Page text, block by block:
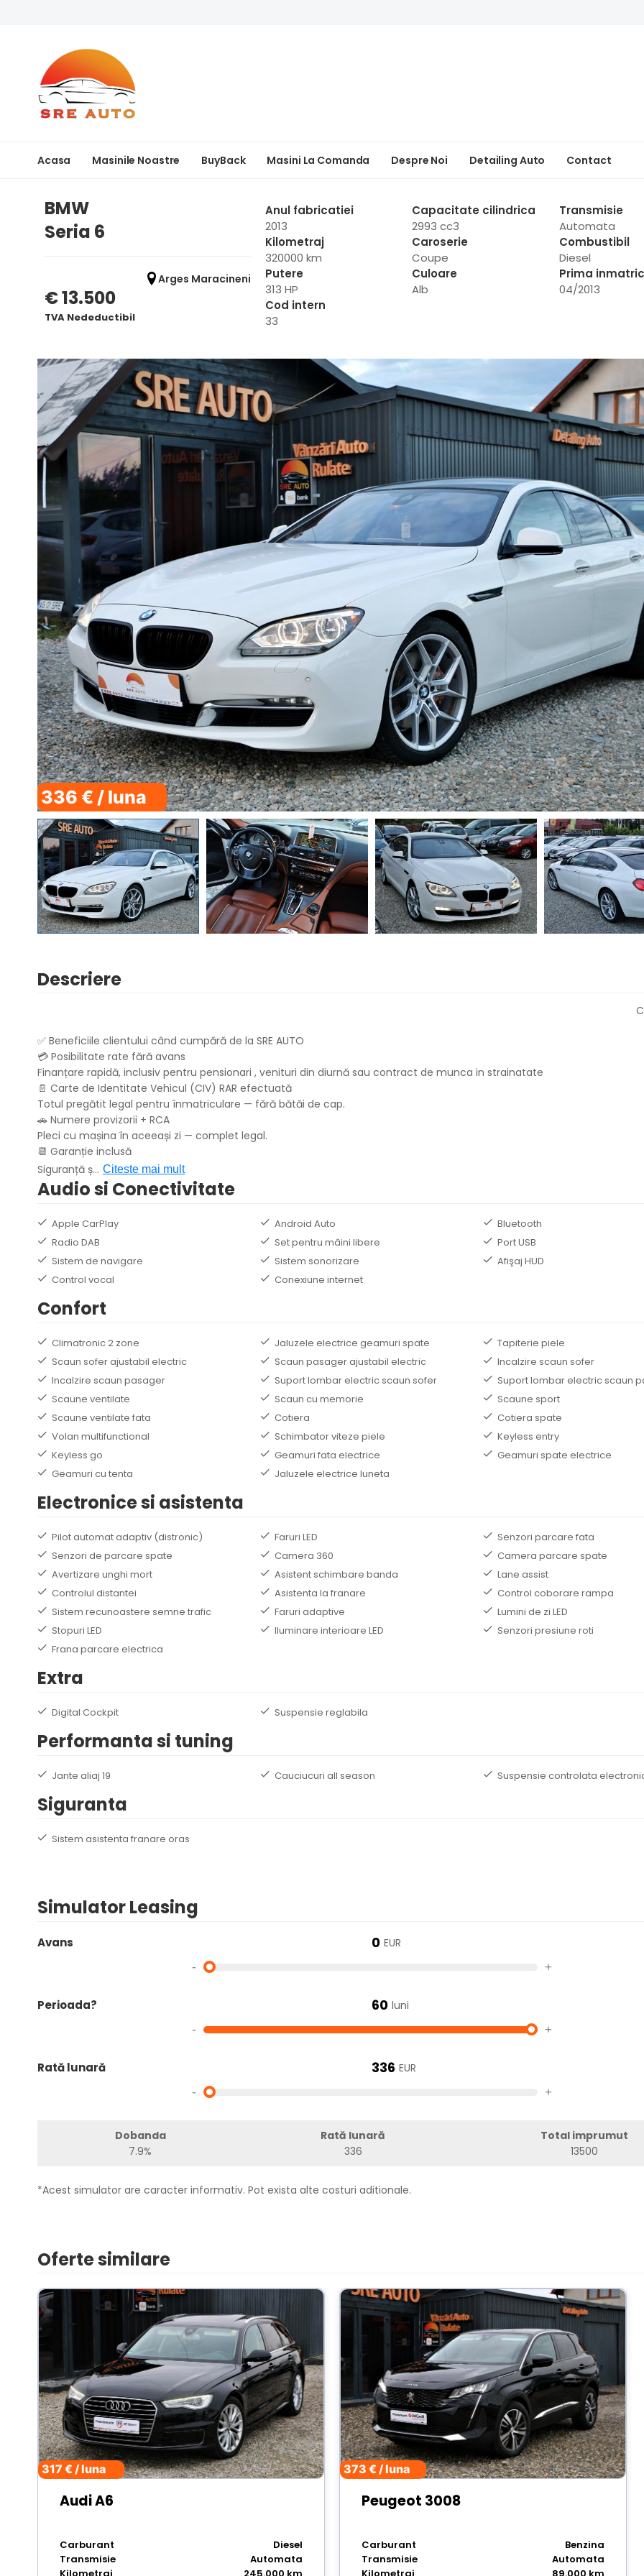
Acasa Masinile Noastre BuyBack Masini La Comanda Despre Noi Detailing Auto Contact
BMW
Seria 6
Arges Maracineni
€ 13.500
TVA Nedeductibil
Anul fabricatiei
2013
Capacitate cilindrica
2993 cc3
Transmisie
Automata
Kilometraj
320000 km
Caroserie
Coupe
Combustibil
Diesel
Putere
313 HP
Culoare
Alb
Prima
04/2013
Cod intern
33
336 € / luna
Descriere
✅ Beneficiile clientului când cumpără de la SRE AUTO
💳 Posibilitate rate fără avans
Finanțare rapidă, inclusiv pentru pensionari , venituri din diurnă sau contract de munca in strainatate
📄 Carte de Identitate Vehicul (CIV) RAR efectuată
Totul pregătit legal pentru înmatriculare — fără bătăi de cap.
🚗 Numere provizorii + RCA
Pleci cu mașina în aceeași zi — complet legal.
📆 Garanție inclusă
Siguranță ș... Citeste mai mult
Audio si Conectivitate
Apple CarPlay Android Auto
Bluetooth
Radio DAB
Set pentru mâini libere
Port USB
Sistem de navigare
Sistem sonorizare
Afişaj HUD
Control vocal
Conexiune internet
Confort
Climatronic 2 zone Jaluzele electrice geamuri spate
Tapiterie piele
Scaun sofer ajustabil electric
Scaun pasager ajustabil electric
Incalzire scaun sofer
Incalzire scaun pasager
Suport lombar electric scaun sofer
Suport lombar electric scaun
Scaune ventilate
Scaun cu memorie
Scaune sport
Scaune ventilate fata
Cotiera
Cotiera spate
Volan multifunctional
Schimbator viteze piele
Keyless entry
Keyless go
Geamuri fata electrice
Geamuri spate electrice
Geamuri cu tenta
Jaluzele electrice luneta
Electronice si asistenta
Pilot automat adaptiv (distronic) Faruri LED
Senzori parcare fata
Senzori de parcare spate
Camera 360
Camera parcare spate
Avertizare unghi mort
Asistent schimbare banda
Lane assist
Controlul distantei
Asistenta la franare
Control coborare rampa
Sistem recunoastere semne trafic
Faruri adaptive
Lumini de zi LED
Stopuri LED
Iluminare interioare LED
Senzori presiune roti
Frana parcare electrica
Extra
Digital Cockpit Suspensie reglabila
Performanta si tuning
Jante aliaj 19 Cauciucuri all season Suspensie controlata
Siguranta
Sistem asistenta franare oras
Simulator Leasing
Avans 0 EUR
- +
Perioada? 60 luni
- +
Rată lunară 336 EUR
- +
Dobanda
7.9%
Rată lunară
336
Total imprumut
13500
*Acest simulator are caracter informativ. Pot exista alte costuri aditionale.
Oferte similare
317 € / luna
Audi A6
Carburant
Diesel
Transmisie
Automata
373 € / luna
Peugeot 3008
Carburant
Benzina
Transmisie
Automata